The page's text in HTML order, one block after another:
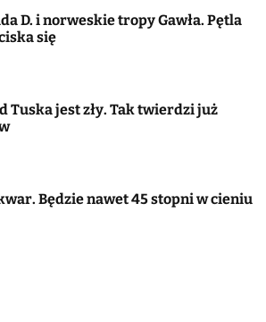
D. i norweskie tropy Gawła. Pętla
się
Tuska jest zły. Tak twierdzi już
Będzie nawet 45 stopni w cieniu